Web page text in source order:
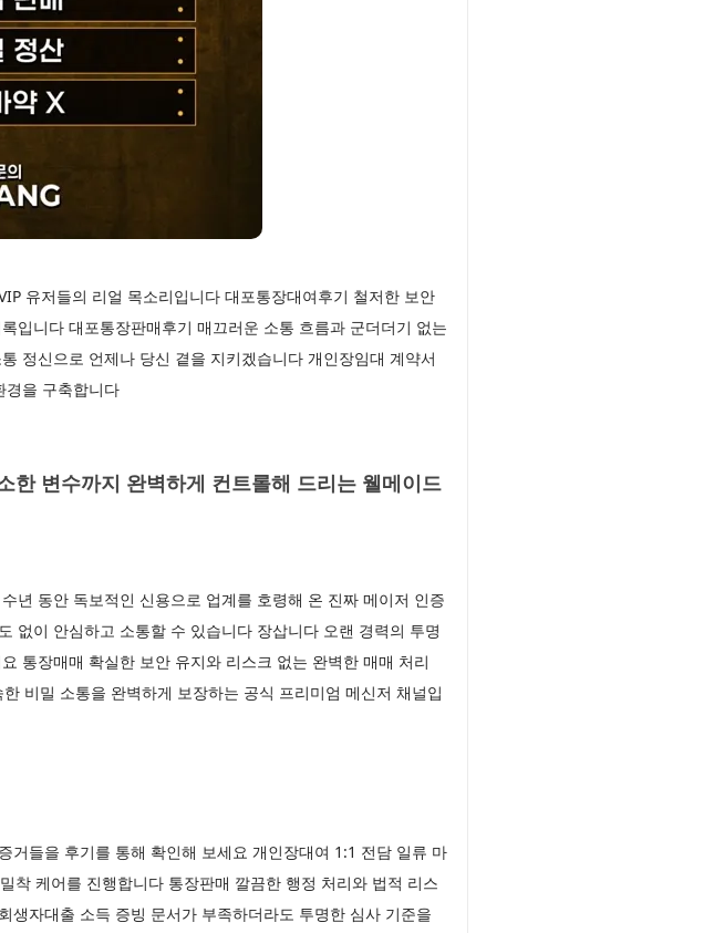
유저들의 리얼 목소리입니다 대포통장대여후기 철저한 보안
입니다 대포통장판매후기 매끄러운 소통 흐름과 군더더기 없는
정신으로 언제나 당신 곁을 지키겠습니다 개인장임대 계약서
경을 구축합니다
한 변수까지 완벽하게 컨트롤해 드리는 웰메이드
년 동안 독보적인 신용으로 업계를 호령해 온 진짜 메이저 인증
없이 안심하고 소통할 수 있습니다 장삽니다 오랜 경력의 투명
통장매매 확실한 보안 유지와 리스크 없는 완벽한 매매 처리
비밀 소통을 완벽하게 보장하는 공식 프리미엄 메신저 채널입
거들을 후기를 통해 확인해 보세요 개인장대여 1:1 전담 일류 마
착 케어를 진행합니다 통장판매 깔끔한 행정 처리와 법적 리스
자대출 소득 증빙 문서가 부족하더라도 투명한 심사 기준을